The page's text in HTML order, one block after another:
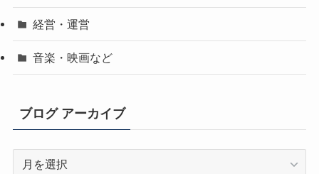
経営・運営
音楽・映画など
ブログ アーカイブ